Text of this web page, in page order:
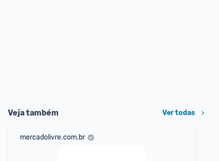
Veja também Ver todas
mercadolivre.com.br